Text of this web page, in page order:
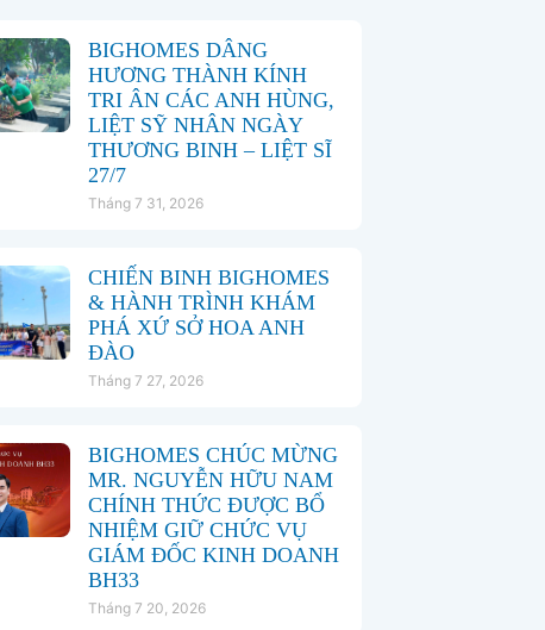
BIGHOMES DÂNG
HƯƠNG THÀNH KÍNH
TRI ÂN CÁC ANH HÙNG,
LIỆT SỸ NHÂN NGÀY
THƯƠNG BINH – LIỆT SĨ
27/7
Tháng 7 31, 2026
CHIẾN BINH BIGHOMES
& HÀNH TRÌNH KHÁM
PHÁ XỨ SỞ HOA ANH
ĐÀO
Tháng 7 27, 2026
BIGHOMES CHÚC MỪNG
MR. NGUYỄN HỮU NAM
CHÍNH THỨC ĐƯỢC BỔ
NHIỆM GIỮ CHỨC VỤ
GIÁM ĐỐC KINH DOANH
BH33
Tháng 7 20, 2026